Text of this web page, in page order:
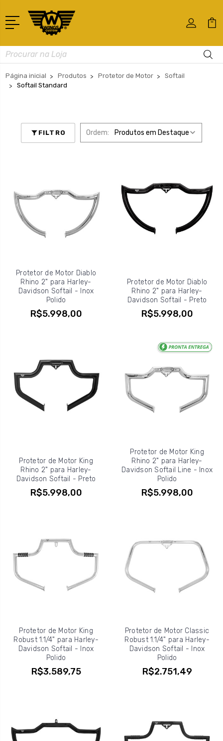
Busca
Página inicial Produtos Protetor de Motor
Softail
Softail Standard
FILTRO Ordem:
Protetor de Motor Diablo
Rhino 2" para Harley-
Davidson Softail - Inox
Polido
R$5.998,00
Protetor de Motor Diablo
Rhino 2" para Harley-
Davidson Softail - Preto
R$5.998,00
Protetor de Motor King
Rhino 2" para Harley-
Davidson Softail - Preto
R$5.998,00
Protetor de Motor King
Rhino 2" para Harley-
Davidson Softail Line - Inox
Polido
R$5.998,00
Protetor de Motor King
Robust 1.1/4" para Harley-
Davidson Softail - Inox
Polido
R$3.589,75
Protetor de Motor Classic
Robust 1.1/4" para Harley-
Davidson Softail - Inox
Polido
R$2.751,49